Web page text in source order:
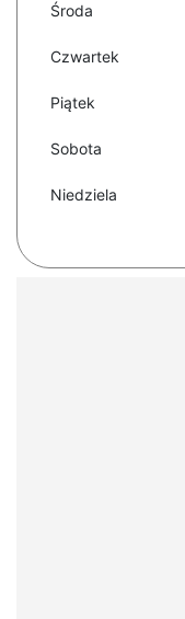
Środa
Czwartek
Piątek
Sobota
Niedziela